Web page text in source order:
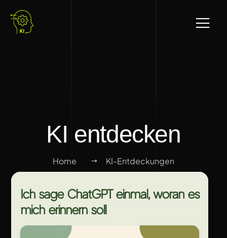
KI entdecken
Home KI-Entdeckungen
Ich sage ChatGPT einmal, woran es
mich erinnern soll